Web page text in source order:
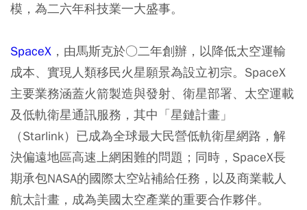
模，為二六年科技業一大盛事。
SpaceX ，由馬斯克於○二年創辦，以降低太空運輸
成本、實現人類移民火星願景為設立初宗。SpaceX
主要業務涵蓋火箭製造與發射、衛星部署、太空運載
及低軌衛星通訊服務，其中「星鏈計畫」
（Starlink）已成為全球最大民營低軌衛星網路，解
決偏遠地區高速上網困難的問題；同時，SpaceX長
期承包NASA的國際太空站補給任務，以及商業載人
航太計畫，成為美國太空產業的重要合作夥伴。